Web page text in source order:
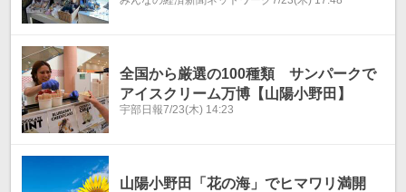
全国から厳選の100種類 サンパークで
アイスクリーム万博【山陽小野田】
宇部日報7/23(木) 14:23
山陽小野田「花の海」でヒマワリ満開